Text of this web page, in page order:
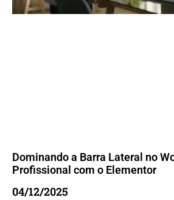
Dominando a Barra Lateral no
Profissional com o Elementor
04/12/2025